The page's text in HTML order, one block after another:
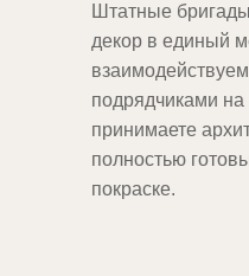
Штатные
декор в единый
подрядчиками
принимаете
полностью
покраске.